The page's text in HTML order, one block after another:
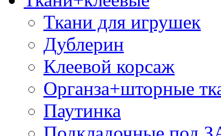
Ткани для игрушек
Дублерин
Клеевой корсаж
Органза+шторные
Паутинка